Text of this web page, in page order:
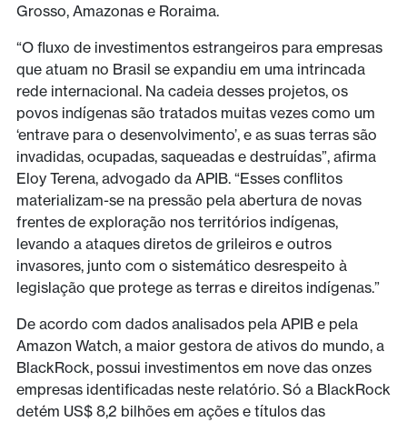
Grosso, Amazonas e Roraima.
“O fluxo de investimentos estrangeiros para empresas
que atuam no Brasil se expandiu em uma intrincada
rede internacional. Na cadeia desses projetos, os
povos indígenas são tratados muitas vezes como um
‘entrave para o desenvolvimento’, e as suas terras são
invadidas, ocupadas, saqueadas e destruídas”, afirma
Eloy Terena, advogado da APIB. “Esses conflitos
materializam-se na pressão pela abertura de novas
frentes de exploração nos territórios indígenas,
levando a ataques diretos de grileiros e outros
invasores, junto com o sistemático desrespeito à
legislação que protege as terras e direitos indígenas.”
De acordo com dados analisados pela APIB e pela
Amazon Watch, a maior gestora de ativos do mundo, a
BlackRock, possui investimentos em nove das onzes
empresas identificadas neste relatório. Só a BlackRock
detém US$ 8,2 bilhões em ações e títulos das